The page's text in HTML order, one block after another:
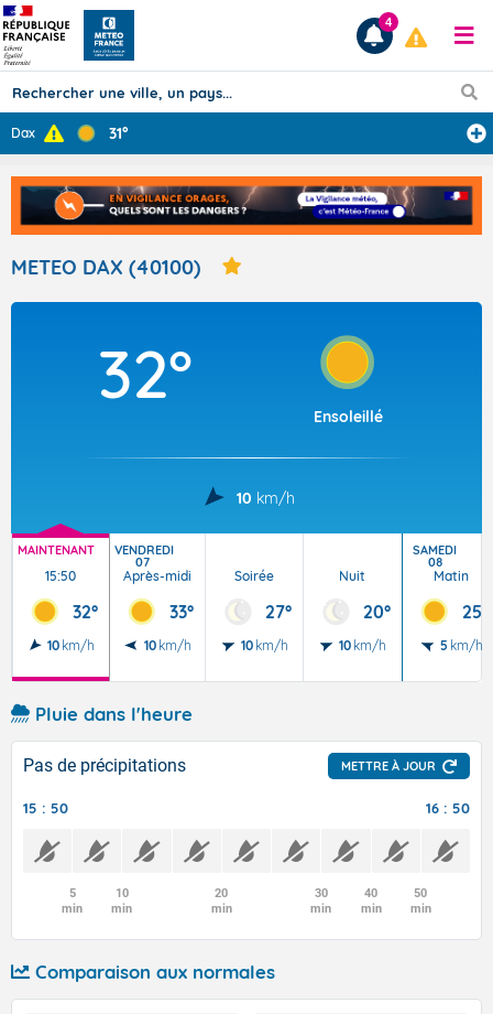
Prévisions
TOUS LES RÉSULTATS
Articles
4
Dax 31°
METEO DAX (40100)
32°
Ensoleillé
10 km/h
MAINTENANT
15:50
32°
10 km/h
VENDREDI
07
Après-midi
33°
10 km/h
Soirée
27°
10 km/h
Nuit
20°
10 km/h
SAMEDI
08
Matin
25°
5 km/h
Pluie dans l'heure
Pas de précipitations METTRE À JOUR
15 : 50 16 : 50
5
min
10
min
20
min
30
min
40
min
50
min
Comparaison aux normales